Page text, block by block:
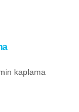
kaplama